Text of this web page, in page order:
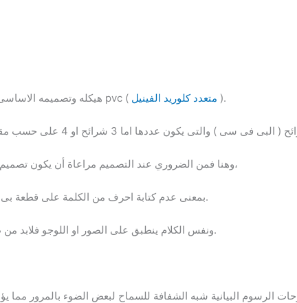
هيكله وتصميمه الاساسى يتألف من الالمنيوم والحديد مع شرائح pvc ( متعدد كلوريد الفينيل ).
وهنا فمن الضروري عند التصميم مراعاة أن يكون تصميم كل جزء من الاعلان على شريحة واحدة،
بمعنى عدم كتابة احرف من الكلمة على قطعة بى فى سى والجزء الاخر على قطعة اخرى.
ونفس الكلام ينطبق على الصور او اللوجو فلابد من طباعة أي جزء من الرسالة بتلك الكيفية.
الرسوم البيانية شبه الشفافة للسماح لبعض الضوء بالمرور